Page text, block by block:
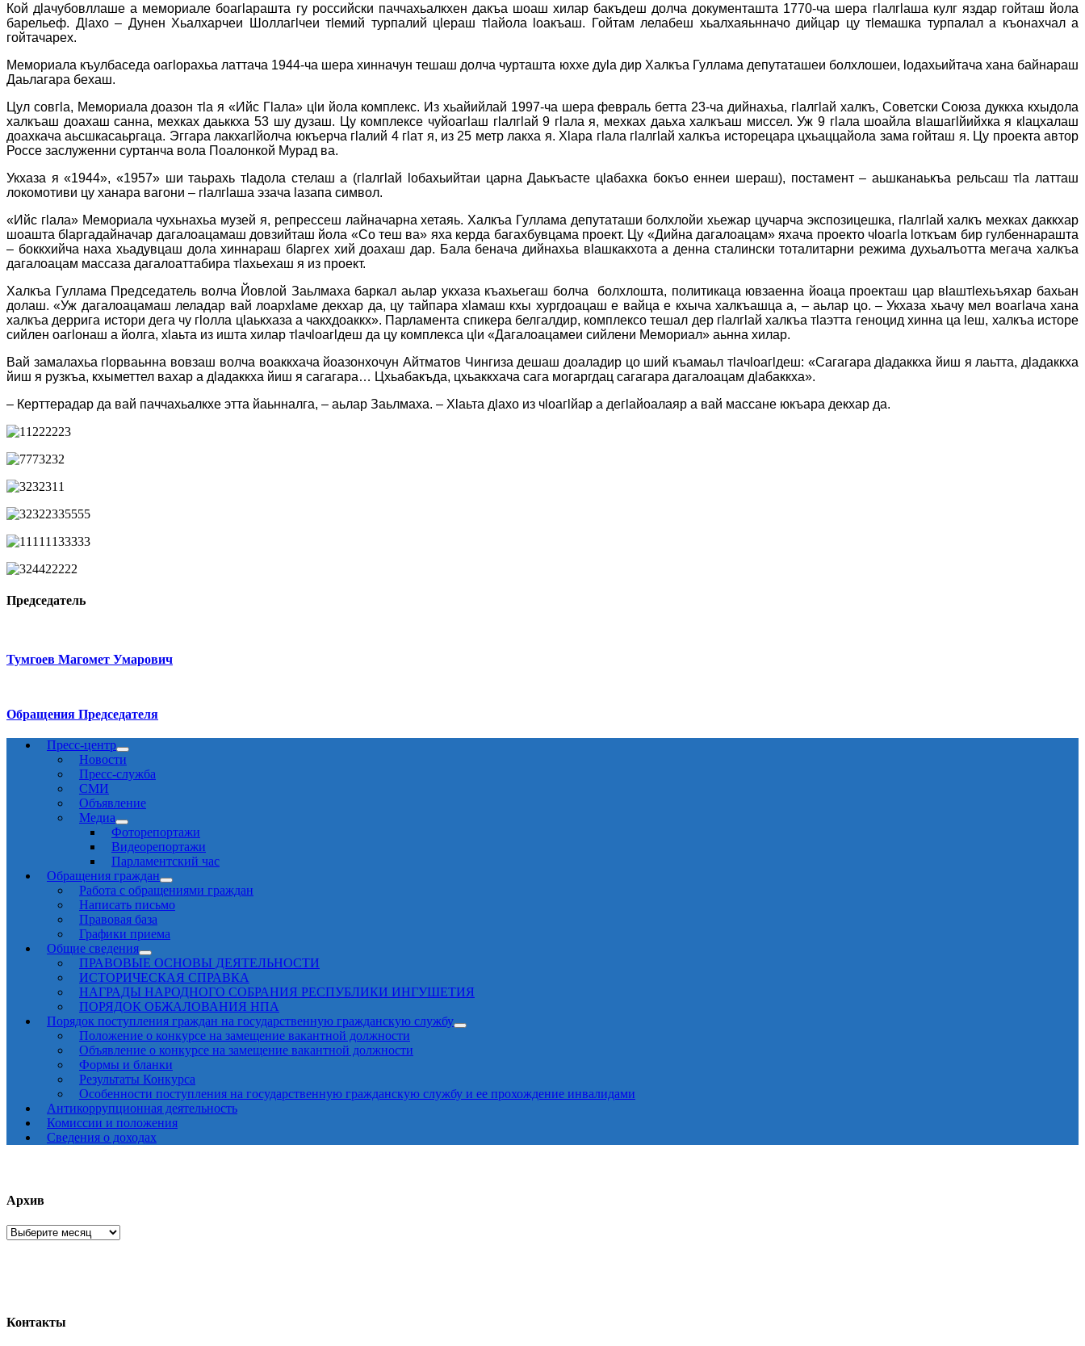
Кой дӏачубовллаше а мемориале боагӏарашта гу российски паччахьалкхен дакъа шоаш хилар бакъдеш долча документашта 1770-ча шера гӏалгӏаша кулг яздар гойташ йола
барельеф. Дӏахо – Дунен Хьалхарчеи Шоллагӏчеи тӏемий турпалий цӏераш тӏайола ӏоакъаш. Гойтам лелабеш хьалхаяьнначо дийцар цу тӏемашка турпалал а къонахчал а
гойтачарех.
Мемориала къулбаседа оагӏорахьа латтача 1944-ча шера хинначун тешаш долча чурташта юххе дуӏа дир Халкъа Гуллама депутаташеи болхлошеи, ӏодахьийтача хана байнараш
Даьлагара бехаш.
Цул совгӏа, Мемориала доазон тӏа я «Ийс Гӏала» цӏи йола комплекс. Из хьайийлай 1997-ча шера февраль бетта 23-ча дийнахьа, гӏалгӏай халкъ, Советски Союза дуккха кхыдола
халкъаш доахаш санна, мехках даьккха 53 шу дузаш. Цу комплексе чуйоагӏаш гӏалгӏай 9 гӏала я, мехках даьха халкъаш миссел. Уж 9 гӏала шоайла вӏашагӏйийхка я кӏацхалаш
доахкача аьсшкасаьргаца. Эггара лакхагӏйолча юкъерча гӏалий 4 гӏат я, из 25 метр лакха я. Хӏара гӏала гӏалгӏай халкъа исторецара цхьаццайола зама гойташ я. Цу проекта автор
Россе заслуженни суртанча вола Поалонкой Мурад ва.
Укхаза я «1944», «1957» ши таьрахь тӏадола стелаш а (гӏалгӏай ӏобахьийтаи царна Даькъасте цӏабахка бокъо еннеи шераш), постамент – аьшканаькъа рельсаш тӏа латташ
локомотиви цу ханара вагони – гӏалгӏаша эзача ӏазапа символ.
«Ийс гӏала» Мемориала чухьнахьа музей я, репрессеш лайначарна хетаяь. Халкъа Гуллама депутаташи болхлойи хьежар цучарча экспозицешка, гӏалгӏай халкъ мехках даккхар
шоашта бӏаргадайначар дагалоацамаш довзийташ йола «Со теш ва» яха керда багахбувцама проект. Цу «Дийна дагалоацам» яхача проекто чӏоагӏа ӏоткъам бир гулбеннарашта
– боккхийча наха хьадувцаш дола хиннараш бӏаргех хий доахаш дар. Бала бенача дийнахьа вӏашкакхота а денна сталински тоталитарни режима духьалъотта мегача халкъа
дагалоацам массаза дагалоаттабира тӏахьехаш я из проект.
Халкъа Гуллама Председатель волча Йовлой Заьлмаха баркал аьлар укхаза къахьегаш болча болхлошта, политикаца ювзаенна йоаца проекташ цар вӏаштӏехьъяхар бахьан
долаш. «Уж дагалоацамаш леладар вай лоархӏаме декхар да, цу тайпара хӏамаш кхы хургдоацаш е вайца е кхыча халкъашца а, – аьлар цо. – Укхаза хьачу мел воагӏача хана
халкъа деррига истори дега чу гӏолла цӏаькхаза а чакхдоаккх». Парламента спикера белгалдир, комплексо тешал дер гӏалгӏай халкъа тӏаэтта геноцид хинна ца ӏеш, халкъа исторе
сийлен оагӏонаш а йолга, хӏаьта из ишта хилар тӏачӏоагӏдеш да цу комплекса цӏи «Дагалоацамеи сийлени Мемориал» аьнна хилар.
Вай замалахьа гӏорваьнна вовзаш волча воаккхача йоазонхочун Айтматов Чингиза дешаш доаладир цо ший къамаьл тӏачӏоагӏдеш: «Сагагара дӏадаккха йиш я лаьтта, дӏадаккха
йиш я рузкъа, кхыметтел вахар а дӏадаккха йиш я сагагара… Цхьабакъда, цхьаккхача сага могаргдац сагагара дагалоацам дӏабаккха».
– Керттерадар да вай паччахьалкхе этта йаьнналга, – аьлар Заьлмаха. – Хӏаьта дӏахо из чӏоагӏйар а дегӏайоалаяр а вай массане юкъара декхар да.
Председатель
Тумгоев Магомет Умарович
Обращения Председателя
Пресс-центр
Новости
Пресс-служба
СМИ
Объявление
Медиа
Фоторепортажи
Видеорепортажи
Парламентский час
Обращения граждан
Работа с обращениями граждан
Написать письмо
Правовая база
Графики приема
Общие сведения
ПРАВОВЫЕ ОСНОВЫ ДЕЯТЕЛЬНОСТИ
ИСТОРИЧЕСКАЯ СПРАВКА
НАГРАДЫ НАРОДНОГО СОБРАНИЯ РЕСПУБЛИКИ ИНГУШЕТИЯ
ПОРЯДОК ОБЖАЛОВАНИЯ НПА
Порядок поступления граждан на государственную гражданскую службу
Положение о конкурсе на замещение вакантной должности
Объявление о конкурсе на замещение вакантной должности
Формы и бланки
Результаты Конкурса
Особенности поступления на государственную гражданскую службу и ее прохождение инвалидами
Антикоррупционная деятельность
Комиссии и положения
Сведения о доходах
Архив
Архив
Контакты